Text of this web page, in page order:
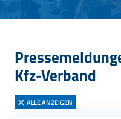
Kfz-Verband
ALLE ANZEIGEN